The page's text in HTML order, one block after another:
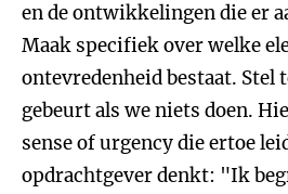
en de ontwikkelingen die er
Maak specifiek over welke
ontevredenheid bestaat. Stel
gebeurt als we niets doen.
sense of urgency die ertoe
opdrachtgever denkt: "Ik